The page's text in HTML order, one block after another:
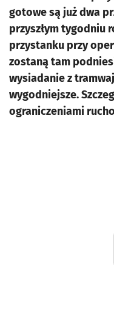
gotowe są już dwa
przyszłym tygodniu
przystanku przy
zostaną tam
wysiadanie z
wygodniejsze.
ograniczeniami